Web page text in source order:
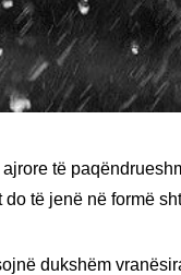
të
të jenë në formë
dukshëm